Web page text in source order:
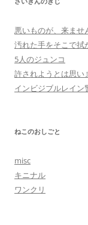
悪いものが、来ませ
汚れた手をそこで拭
5人のジュンコ
許されようとは思い
インビジブルレイン
ねこのおしごと
misc
キニナル
ワンクリ